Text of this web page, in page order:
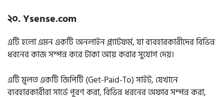
২০. Ysense.com
এটি হলো এমন একটি অনলাইন প্ল্যাটফর্ম, যা ব্যবহারকারীদের বিভিন্ন
ধরনের কাজ সম্পন্ন করে টাকা আয় করার সুযোগ দেয়।
এটি মূলত একটি জিপিটি (Get-Paid-To) সাইট, যেখানে
ব্যবহারকারীরা সার্ভে পূরণ করা, বিভিন্ন ধরনের অফার সম্পন্ন করা,